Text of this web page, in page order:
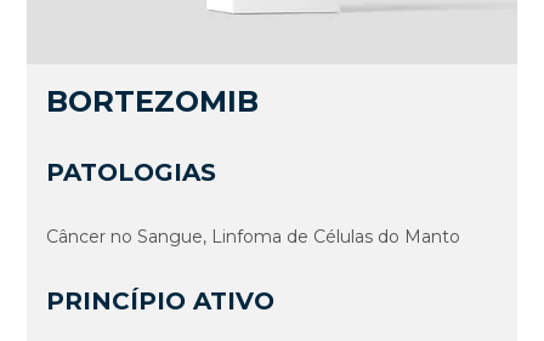
BORTEZOMIB
PATOLOGIAS
Câncer no Sangue, Linfoma de Células do Manto
PRINCÍPIO ATIVO